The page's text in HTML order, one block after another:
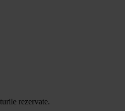
rezervate.